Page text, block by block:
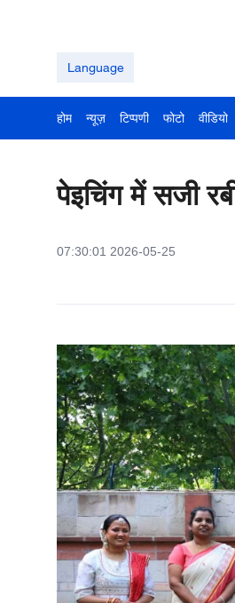
Language
होम न्यूज़ टिप्पणी फोटो वीडियो
पेइचिंग में सजी
07:30:01 2026-05-25